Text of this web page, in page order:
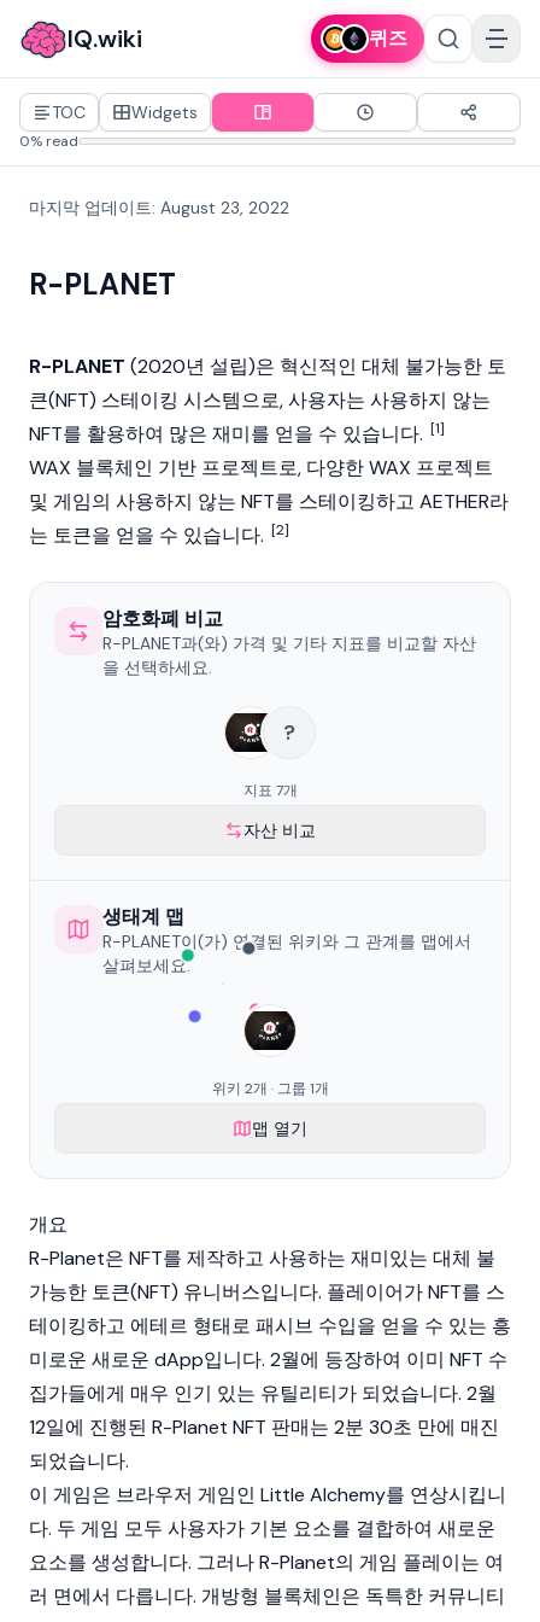
IQ.wiki 퀴즈
TOC Widgets
0% read
마지막 업데이트: August 23, 2022
R-PLANET
R-PLANET (2020년 설립)은 혁신적인 대체 불가능한 토
큰(NFT) 스테이킹 시스템으로, 사용자는 사용하지 않는
NFT를 활용하여 많은 재미를 얻을 수 있습니다. [1]
WAX 블록체인 기반 프로젝트로, 다양한 WAX 프로젝트
및 게임의 사용하지 않는 NFT를 스테이킹하고 AETHER라
는 토큰을 얻을 수 있습니다. [2]
암호화폐 비교
R-PLANET과(와) 가격 및 기타 지표를 비교할 자산
을 선택하세요.
?
지표 7개
자산 비교
생태계 맵
R-PLANET이(가) 연결된 위키와 그 관계를 맵에서
살펴보세요.
위키 2개 · 그룹 1개
맵 열기
개요
R-Planet은 NFT를 제작하고 사용하는 재미있는 대체 불
가능한 토큰(NFT) 유니버스입니다. 플레이어가 NFT를 스
테이킹하고 에테르 형태로 패시브 수입을 얻을 수 있는 흥
미로운 새로운 dApp입니다. 2월에 등장하여 이미 NFT 수
집가들에게 매우 인기 있는 유틸리티가 되었습니다. 2월
12일에 진행된 R-Planet NFT 판매는 2분 30초 만에 매진
되었습니다.
이 게임은 브라우저 게임인 Little Alchemy를 연상시킵니
다. 두 게임 모두 사용자가 기본 요소를 결합하여 새로운
요소를 생성합니다. 그러나 R-Planet의 게임 플레이는 여
러 면에서 다릅니다. 개방형 블록체인은 독특한 커뮤니티